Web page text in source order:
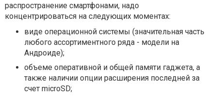
распространение смартфонами, надо
концентрироваться на следующих моментах:
виде операционной системы (значительная часть
любого ассортиментного ряда - модели на
Андроиде);
объеме оперативной и общей памяти гаджета, а
также наличии опции расширения последней за
счет microSD;